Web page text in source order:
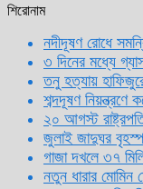
শিরোনাম
নদীদূষণ রোধে
৩ দিনের মধ্যে
তনু হত্যায়
শব্দদূষণ নিয়ন্ত্রণে
২০ আগস্ট রাষ্ট্রপতি
জুলাই জাদুঘর
গাজা দখলে ৩৭
নতুন ধারার মোমিন